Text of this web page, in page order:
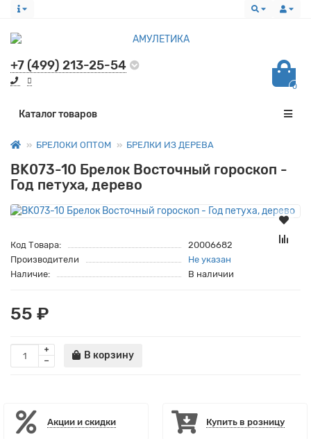
+7 (499) 213-25-54
0
Все категории
Каталог товаров
БРЕЛОКИ ОПТОМ БРЕЛКИ ИЗ ДЕРЕВА
BK073-10 Брелок Восточный гороскоп -
Год петуха, дерево
Код Товара:
20006682
Производители
Не указан
Наличие:
В наличии
55 ₽
В корзину
Акции и скидки Купить в розницу